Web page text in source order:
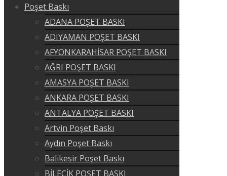
Poşet Baskı
ADANA POŞET BASKI
ADIYAMAN POŞET BASKI
AFYONKARAHİSAR POŞET BASKI
AĞRI POŞET BASKI
AMASYA POŞET BASKI
ANKARA POŞET BASKI
ANTALYA POŞET BASKI
Artvin Poşet Baskı
Aydın Poşet Baskı
Balıkesir Poşet Baskı
BİLECİK POŞET BASKI